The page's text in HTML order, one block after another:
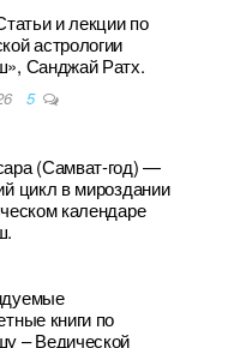
и лекции по
астрологии
Санджай Ратх.
5
(Самват-год) —
цикл в мироздании
календаре
книги по
– Ведической